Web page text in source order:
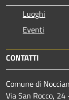
Luoghi
Eventi
CONTATTI
Comune di
Via San Rocco,